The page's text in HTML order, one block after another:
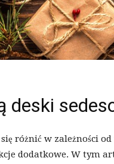
deski
się różnić w zależności
dodatkowe. W tym